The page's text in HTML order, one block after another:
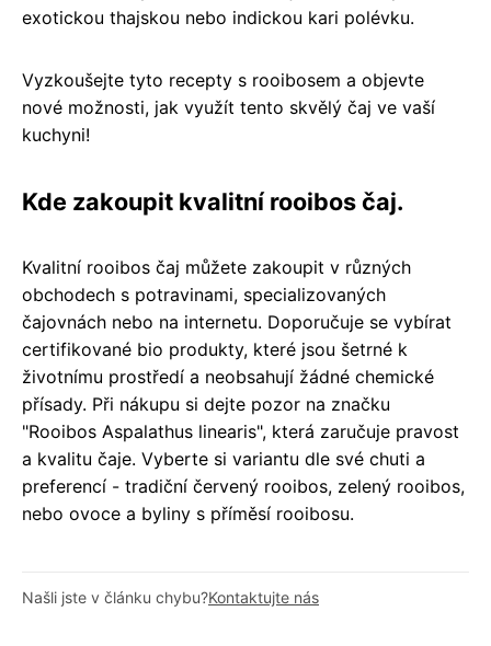
exotickou thajskou nebo indickou kari polévku.
Vyzkoušejte tyto recepty s rooibosem a objevte
nové možnosti, jak využít tento skvělý čaj ve vaší
kuchyni!
Kde zakoupit kvalitní rooibos čaj.
Kvalitní rooibos čaj můžete zakoupit v různých
obchodech s potravinami, specializovaných
čajovnách nebo na internetu. Doporučuje se vybírat
certifikované bio produkty, které jsou šetrné k
životnímu prostředí a neobsahují žádné chemické
přísady. Při nákupu si dejte pozor na značku
"Rooibos Aspalathus linearis", která zaručuje pravost
a kvalitu čaje. Vyberte si variantu dle své chuti a
preferencí - tradiční červený rooibos, zelený rooibos,
nebo ovoce a byliny s příměsí rooibosu.
Našli jste v článku chybu?Kontaktujte nás